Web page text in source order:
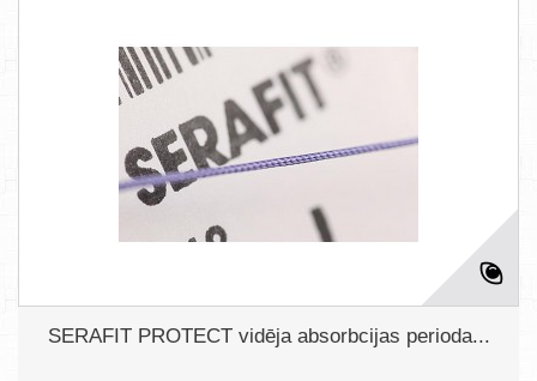
SERAFIT PROTECT vidēja absorbcijas perioda...